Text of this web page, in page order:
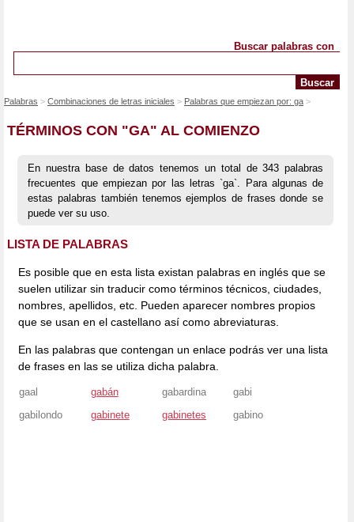
Buscar palabras con
Palabras Combinaciones de letras iniciales Palabras que empiezan por: ga
TÉRMINOS CON "GA" AL COMIENZO
En nuestra base de datos tenemos un total de 343 palabras
frecuentes que empiezan por las letras `ga`. Para algunas de
estas palabras también tenemos ejemplos de frases donde se
puede ver su uso.
LISTA DE PALABRAS
Es posible que en esta lista existan palabras en inglés que se
suelen utilizar sin traducir como términos técnicos, ciudades,
nombres, apellidos, etc. Pueden aparecer nombres propios
que se usan en el castellano así como abreviaturas.
En las palabras que contengan un enlace podrás ver una lista
de frases en las se utiliza dicha palabra.
gaal gabán gabardina
gabi
gabilondo
gabinete gabinetes gabino